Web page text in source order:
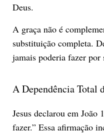
Deus.
A graça não é
substituição completa.
jamais poderia fazer por
A Dependência Total
Jesus declarou em João
fazer.” Essa afirmação